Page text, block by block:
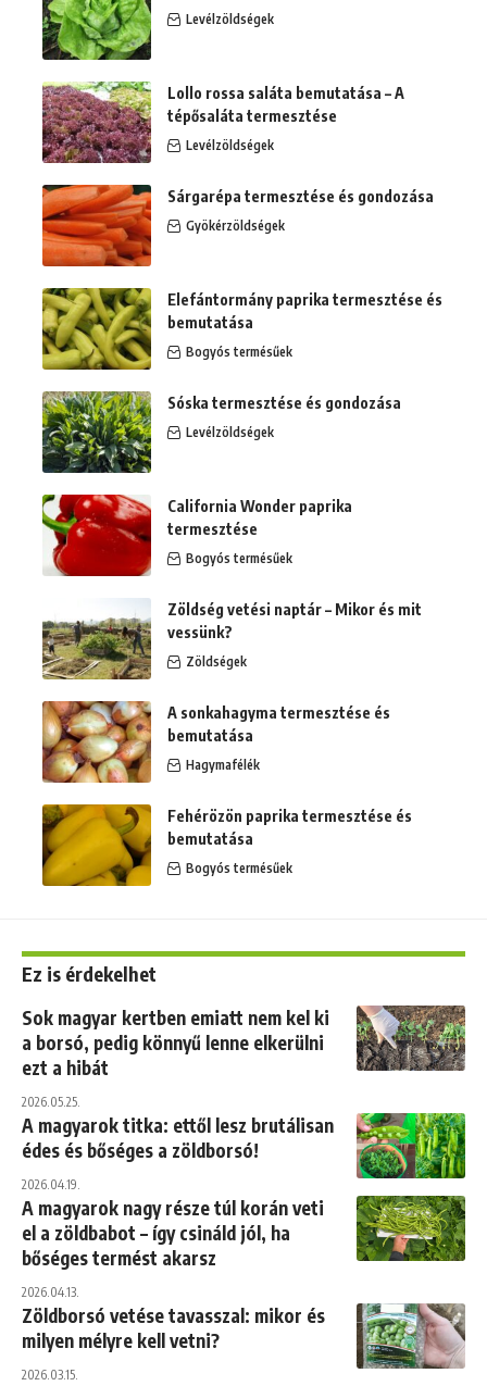
Levélzöldségek
Lollo rossa saláta bemutatása – A
tépősaláta termesztése
Levélzöldségek
Sárgarépa termesztése és gondozása
Gyökérzöldségek
Elefántormány paprika termesztése és
bemutatása
Bogyós termésűek
Sóska termesztése és gondozása
Levélzöldségek
California Wonder paprika
termesztése
Bogyós termésűek
Zöldség vetési naptár – Mikor és mit
vessünk?
Zöldségek
A sonkahagyma termesztése és
bemutatása
Hagymafélék
Fehérözön paprika termesztése és
bemutatása
Bogyós termésűek
Ez is érdekelhet
Sok magyar kertben emiatt nem kel ki
a borsó, pedig könnyű lenne elkerülni
ezt a hibát
2026.05.25.
A magyarok titka: ettől lesz brutálisan
édes és bőséges a zöldborsó!
2026.04.19.
A magyarok nagy része túl korán veti
el a zöldbabot – így csináld jól, ha
bőséges termést akarsz
2026.04.13.
Zöldborsó vetése tavasszal: mikor és
milyen mélyre kell vetni?
2026.03.15.